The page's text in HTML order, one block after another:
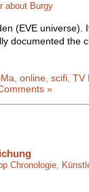
about Burgy
(EVE universe).
documented the
online scifi TV
»
Chronologie